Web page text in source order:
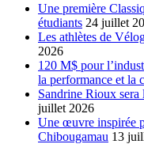
Une première
étudiants 24 juillet
Les athlètes de
2026
120 M$ pour
la performance et la
Sandrine Rioux sera
juillet 2026
Une œuvre inspirée
Chibougamau 13